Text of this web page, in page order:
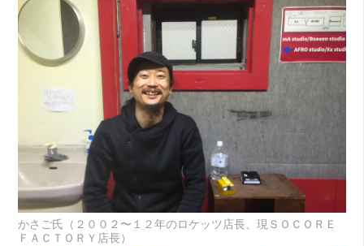
かさご氏（２００２〜１２年のロケッツ店長、現ＳＯＣＯＲＥ
ＦＡＣＴＯＲＹ店長）